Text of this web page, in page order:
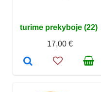
turime prekyboje (22)
17,00 €